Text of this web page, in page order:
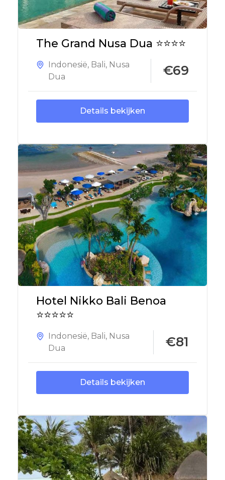
The Grand Nusa Dua ⭐⭐⭐⭐
Indonesië, Bali, Nusa
Dua
€69
Details bekijken
Hotel Nikko Bali Benoa
⭐⭐⭐⭐⭐
Indonesië, Bali, Nusa
Dua
€81
Details bekijken